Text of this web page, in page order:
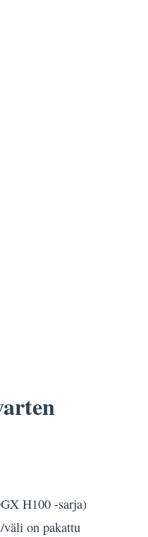
H100 -sarja)
on pakattu